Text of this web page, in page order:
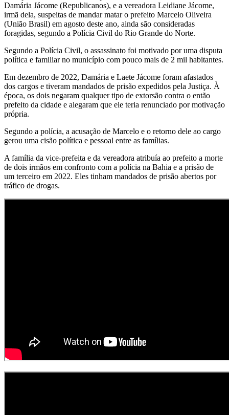
Damária Jácome (Republicanos), e a vereadora Leidiane Jácome,
irmã dela, suspeitas de mandar matar o prefeito Marcelo Oliveira
(União Brasil) em agosto deste ano, ainda são consideradas
foragidas, segundo a Polícia Civil do Rio Grande do Norte.
Segundo a Polícia Civil, o assassinato foi motivado por uma disputa
política e familiar no município com pouco mais de 2 mil habitantes.
Em dezembro de 2022, Damária e Laete Jácome foram afastados
dos cargos e tiveram mandados de prisão expedidos pela Justiça. À
época, os dois negaram qualquer tipo de extorsão contra o então
prefeito da cidade e alegaram que ele teria renunciado por motivação
própria.
Segundo a polícia, a acusação de Marcelo e o retorno dele ao cargo
gerou uma cisão política e pessoal entre as famílias.
A família da vice-prefeita e da vereadora atribuía ao prefeito a morte
de dois irmãos em confronto com a polícia na Bahia e a prisão de
um terceiro em 2022. Eles tinham mandados de prisão abertos por
tráfico de drogas.